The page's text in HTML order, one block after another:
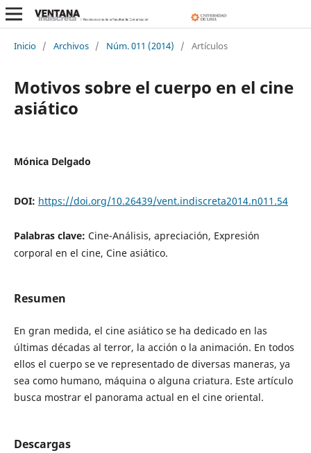
Inicio / Archivos / Núm. 011 (2014) / Artículos
Motivos sobre el cuerpo en el cine
asiático
Mónica Delgado
DOI: https://doi.org/10.26439/vent.indiscreta2014.n011.54
Palabras clave: Cine-Análisis, apreciación, Expresión
corporal en el cine, Cine asiático.
Resumen
En gran medida, el cine asiático se ha dedicado en las
últimas décadas al terror, la acción o la animación. En todos
ellos el cuerpo se ve representado de diversas maneras, ya
sea como humano, máquina o alguna criatura. Este artículo
busca mostrar el panorama actual en el cine oriental.
Descargas